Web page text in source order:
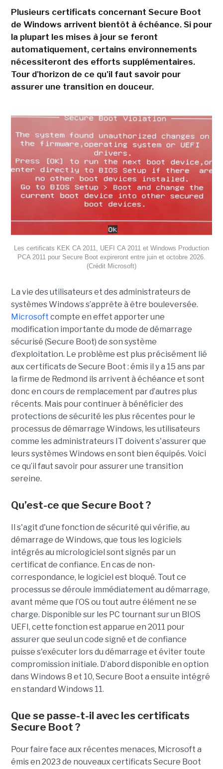
Plusieurs certificats concernant Secure Boot
de Windows arrivent bientôt à échéance. Si pour
la plupart les mises à jour se feront
automatiquement, certains environnements
nécessiteront des efforts supplémentaires.
Tour d'horizon de ce qu'il faut savoir pour
assurer une transition en douceur.
Les certificats KEK CA 2011, UEFI CA 2011 et Windows Production
PCA 2011 pour Secure Boot expireront entre juin et octobre 2026.
(Crédit Microsoft)
La vie des utilisateurs et des administrateurs de
systèmes Windows s’apprête à être bouleversée.
Microsoft compte en effet apporter une
modification importante du mode de démarrage
sécurisé (Secure Boot) de son système
d’exploitation. Le problème est plus précisément lié
aux certificats de Secure Boot : émis il y a 15 ans par
la firme de Redmond ils arrivent à échéance et sont
donc en cours de remplacement par d’autres plus
récents. Mais pour continuer à bénéficier des
protections de sécurité les plus récentes pour le
processus de démarrage Windows, les utilisateurs
comme les administrateurs IT doivent s'assurer que
leurs systèmes Windows en sont bien équipés. Voici
ce qu’il faut savoir pour assurer une transition
sereine.
Qu’est-ce que Secure Boot ?
Il s'agit d'une fonction de sécurité qui vérifie, au
démarrage de Windows, que tous les logiciels
intégrés au micrologiciel sont signés par un
certificat de confiance. En cas de non-
correspondance, le logiciel est bloqué. Tout ce
processus se déroule immédiatement au démarrage,
avant même que l’OS ou tout autre élément ne se
charge. Disponible sur les PC tournant sur un BIOS
UEFI, cette fonction est apparue en 2011 pour
assurer que seul un code signé et de confiance
puisse s'exécuter lors du démarrage et éviter toute
compromission initiale. D’abord disponible en option
dans Windows 8 et 10, Secure Boot a ensuite intégré
en standard Windows 11.
Que se passe-t-il avec les certificats
Secure Boot ?
Pour faire face aux récentes menaces, Microsoft a
émis en 2023 de nouveaux certificats Secure Boot